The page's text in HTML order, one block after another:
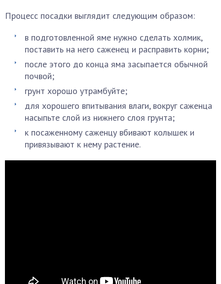
Процесс посадки выглядит следующим образом:
в подготовленной яме нужно сделать холмик,
поставить на него саженец и расправить корни;
после этого до конца яма засыпается обычной
почвой;
грунт хорошо утрамбуйте;
для хорошего впитывания влаги, вокруг саженца
насыпьте слой из нижнего слоя грунта;
к посаженному саженцу вбивают колышек и
привязывают к нему растение.